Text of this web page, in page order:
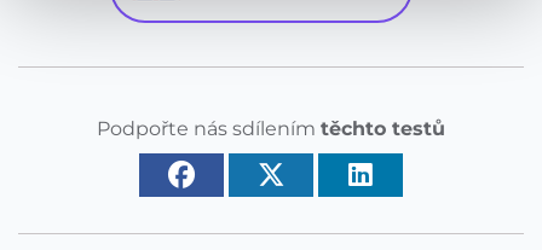
Podpořte nás sdílením těchto testů